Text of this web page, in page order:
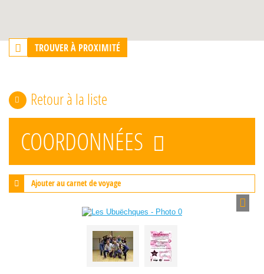
TROUVER À PROXIMITÉ
Retour à la liste
COORDONNÉES
Ajouter au carnet de voyage